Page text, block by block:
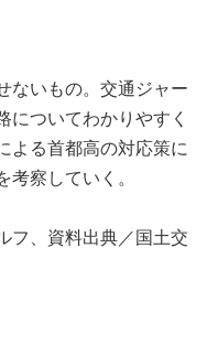
ないもの。交通ジャー
についてわかりやすく
よる首都高の対応策に
察していく。
フ、資料出典／国土交